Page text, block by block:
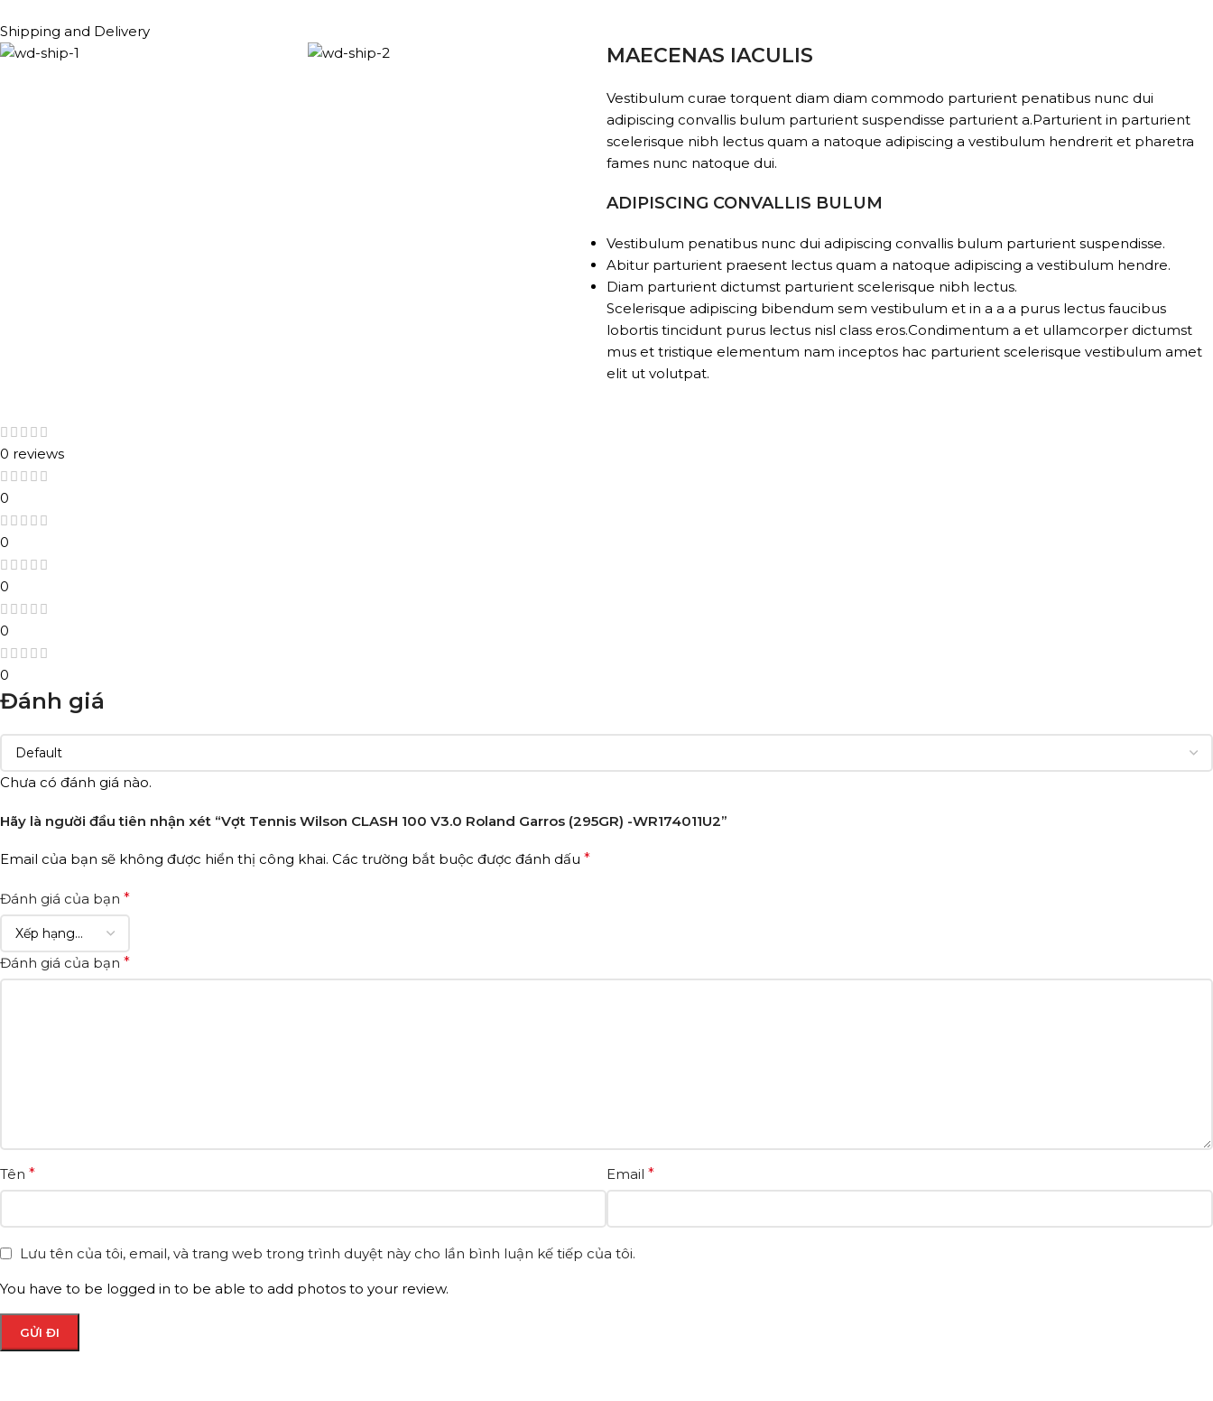
Shipping and Delivery
MAECENAS IACULIS
Vestibulum curae torquent diam diam commodo parturient penatibus nunc dui
adipiscing convallis bulum parturient suspendisse parturient a.Parturient in parturient
scelerisque nibh lectus quam a natoque adipiscing a vestibulum hendrerit et pharetra
fames nunc natoque dui.
ADIPISCING CONVALLIS BULUM
Vestibulum penatibus nunc dui adipiscing convallis bulum parturient suspendisse.
Abitur parturient praesent lectus quam a natoque adipiscing a vestibulum hendre.
Diam parturient dictumst parturient scelerisque nibh lectus.
Scelerisque adipiscing bibendum sem vestibulum et in a a a purus lectus faucibus
lobortis tincidunt purus lectus nisl class eros.Condimentum a et ullamcorper dictumst
mus et tristique elementum nam inceptos hac parturient scelerisque vestibulum amet
elit ut volutpat.
0 reviews
0
0
0
0
0
Đánh giá
Chưa có đánh giá nào.
Hãy là người đầu tiên nhận xét “Vợt Tennis Wilson CLASH 100 V3.0 Roland Garros (295GR) -WR174011U2”
Email của bạn sẽ không được hiển thị công khai. Các trường bắt buộc được đánh dấu *
Đánh giá của bạn *
Đánh giá của bạn *
Tên * Email *
Lưu tên của tôi, email, và trang web trong trình duyệt này cho lần bình luận kế tiếp của tôi.
You have to be logged in to be able to add photos to your review.